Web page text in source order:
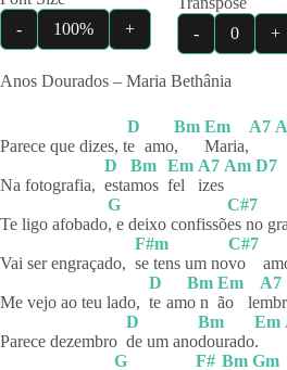
-
100% +
-
0 +
Anos Dourados – Maria Bethânia
Parece que dizes, t
D
e amo
Bm
,
Em
Maria,
A7
Na fotografia,
D
esta
Bm
mos
Em
fel
A7
izes
Am D7
Te ligo afobado
G
, e deixo confissõ
C#7
es no
Vai ser engraçado,
F#m
se tens um no
C#7
vo
Me vejo ao teu lado,
D
te am
Bm
o n
Em
ão
le
A7
Parece dezembro
D
de um ano
Bm
dourado
Em
.
G
F# Bm Gm